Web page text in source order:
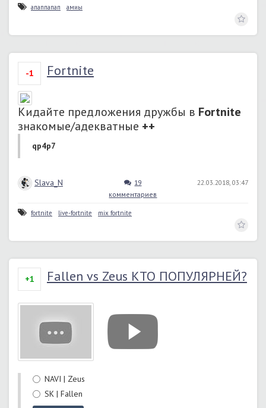
апаппапап амиы
-1 Fortnite
Кидайте предложения дружбы в Fortnite
знакомые/адекватные ++
qp4p7
Slava_N
19
комментариев
22.03.2018, 03:47
fortnite live-fortnite mix fortnite
+1 Fallen vs Zeus КТО ПОПУЛЯРНЕЙ?
NAVI | Zeus
SK | Fallen